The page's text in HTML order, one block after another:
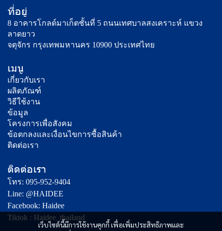
เว็บไซต์นี้มีการใช้งานคุกกี้ เพื่อเพิ่มประสิทธิภาพและ
ที่อยู่
8 อาคารโกลด์มาเก็ตชั้นที่ 5 ถนนเทศบาลสงเคราะห์ แขวง
ลาดยาว
จตุจักร กรุงเทพมหานคร 10900 ประเทศไทย
เมนู
เกี่ยวกับเรา
ผลิตภัณฑ์
วิธีใช้งาน
ข้อมูล
โครงการเพื่อสังคม
ข้อตกลงและเงื่อนไขการซื้อสินค้า
ติดต่อเรา
ติดต่อเรา
โทร: 095-952-9404
Line: @HAIDEE
Facebook: Haidee
Tiktok : Haidee_thailand